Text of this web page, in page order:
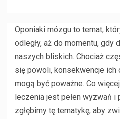
Oponiaki mózgu to temat,
odległy, aż do momentu,
naszych bliskich. Chociaż
się powoli, konsekwencje ich
mogą być poważne. Co
leczenia jest pełen wyzwań i
zgłębimy tę tematykę, aby